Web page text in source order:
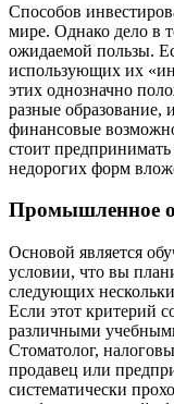
Способов
мире. Однако дело в
ожидаемой пользы.
использующих их
этих однозначно
разные образование,
финансовые
стоит
недорогих форм
Промышленное
Основой является
условии, что вы
следующих
Если этот критерий
различными
Стоматолог,
продавец или
систематически